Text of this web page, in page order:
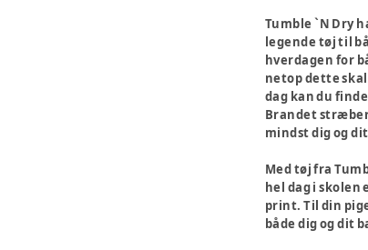
Tumble `N Dry
legende tøj til
hverdagen for
netop dette
dag kan du
Brandet
mindst dig og
Med tøj fra
hel dag i
print. Til din
både dig og dit